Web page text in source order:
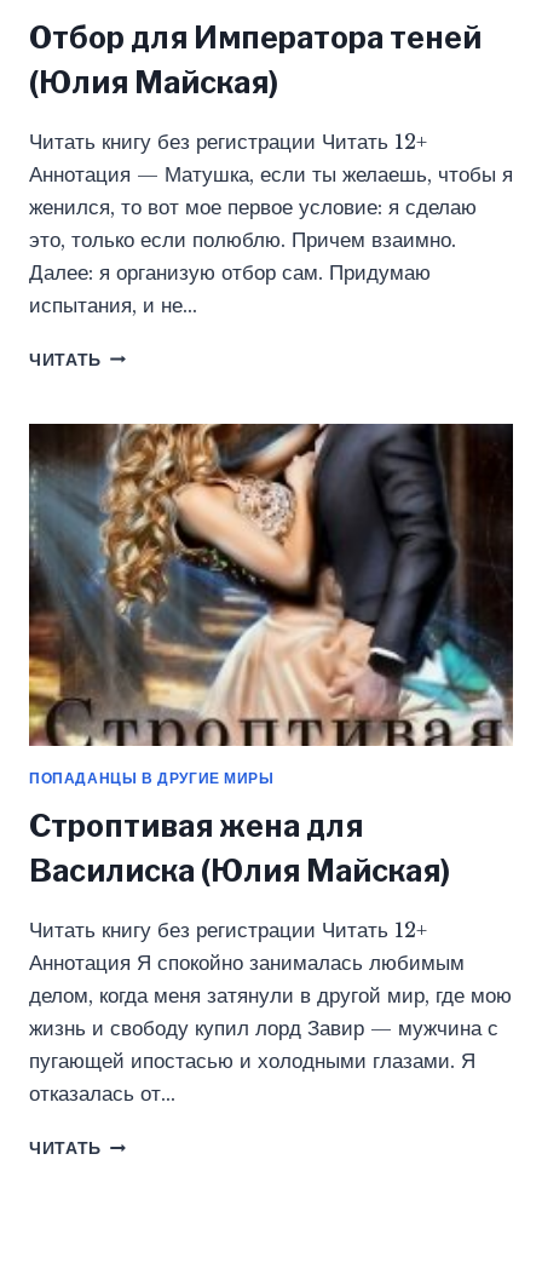
Отбор для Императора теней
(Юлия Майская)
Читать книгу без регистрации Читать 12+
Аннотация — Матушка, если ты желаешь, чтобы я
женился, то вот мое первое условие: я сделаю
это, только если полюблю. Причем взаимно.
Далее: я организую отбор сам. Придумаю
испытания, и не…
ЧИТАТЬ ОТБОР
ТЕНЕЙ
(ЮЛИЯ
МАЙСКАЯ)
ПОПАДАНЦЫ В ДРУГИЕ МИРЫ
Строптивая жена для
Василиска (Юлия Майская)
Читать книгу без регистрации Читать 12+
Аннотация Я спокойно занималась любимым
делом, когда меня затянули в другой мир, где мою
жизнь и свободу купил лорд Завир — мужчина с
пугающей ипостасью и холодными глазами. Я
отказалась от…
ЧИТАТЬ СТРОПТИВАЯ